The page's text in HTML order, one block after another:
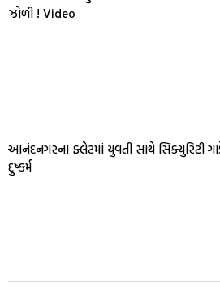
ઝોળી ! Video
આનંદનગરના ફ્લેટમાં યુવતી સાથે સિક્યુરિટી
દુષ્કર્મ